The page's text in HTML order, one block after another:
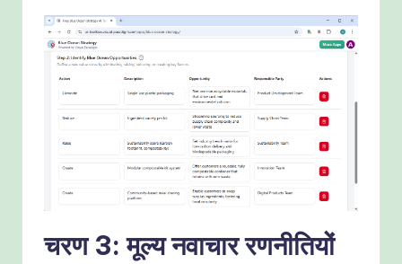
चरण 3: मूल्य नवाचार रणनीतियों